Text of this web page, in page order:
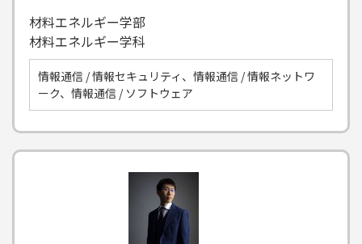
材料エネルギー学部
材料エネルギー学科
情報通信 / 情報セキュリティ、情報通信 / 情報ネットワ
ーク、情報通信 / ソフトウェア